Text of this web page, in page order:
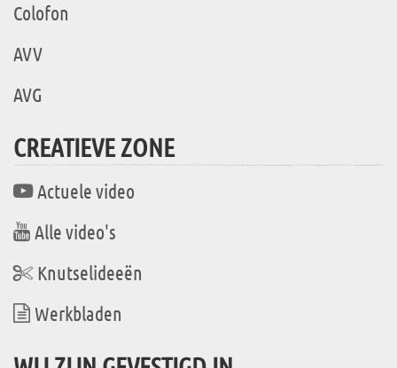
Colofon
AVV
AVG
CREATIEVE ZONE
Actuele video
Alle video's
Knutselideeën
Werkbladen